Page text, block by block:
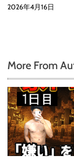
2026年4月16日
More From